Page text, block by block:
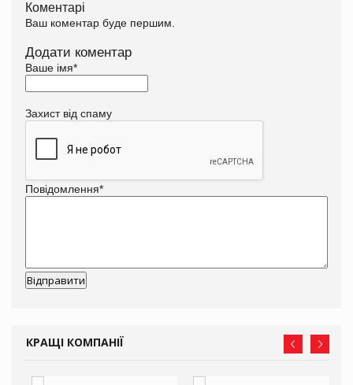
Коментарі
Ваш коментар буде першим.
Додати коментар
Ваше імя*
Захист від спаму
Повідомлення*
КРАЩІ КОМПАНІЇ